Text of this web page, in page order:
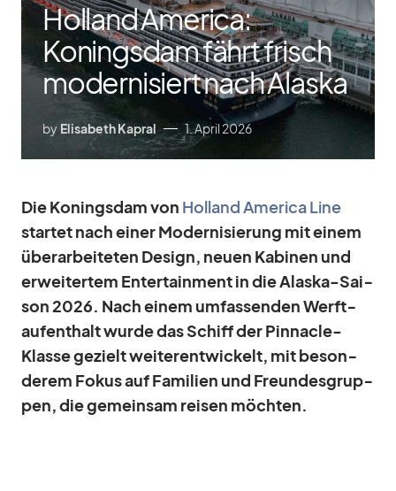
Holland America:
Koningsdam fährt frisch
modernisiert nach Alaska
by Elisabeth Kapral 1. April 2026
Die Ko­nings­dam von Hol­land Ame­rica Line
star­tet nach ei­ner Mo­der­ni­sie­rung mit ei­nem
über­ar­bei­te­ten De­sign, neuen Ka­bi­nen und
er­wei­ter­tem En­ter­tain­ment in die Alaska-Sai­
son 2026. Nach ei­nem um­fas­sen­den Werft­
auf­ent­halt wurde das Schiff der Pin­na­cle-
Klasse ge­zielt wei­ter­ent­wi­ckelt, mit be­son­
de­rem Fo­kus auf Fa­mi­lien und Freun­des­grup­
pen, die ge­mein­sam rei­sen möch­ten.